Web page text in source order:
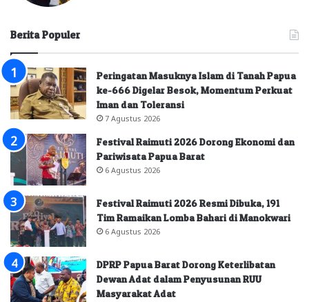
Berita Populer
Peringatan Masuknya Islam di Tanah Papua
ke-666 Digelar Besok, Momentum Perkuat
Iman dan Toleransi
7 Agustus 2026
Festival Raimuti 2026 Dorong Ekonomi dan
Pariwisata Papua Barat
6 Agustus 2026
Festival Raimuti 2026 Resmi Dibuka, 191
Tim Ramaikan Lomba Bahari di Manokwari
6 Agustus 2026
DPRP Papua Barat Dorong Keterlibatan
Dewan Adat dalam Penyusunan RUU
Masyarakat Adat